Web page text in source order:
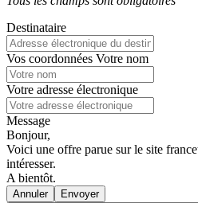
Destinataire
Vos coordonnées Votre nom
Votre adresse électronique
Message
Bonjour,
Voici une offre parue sur le site
intéresser.
A bientôt.
Annuler